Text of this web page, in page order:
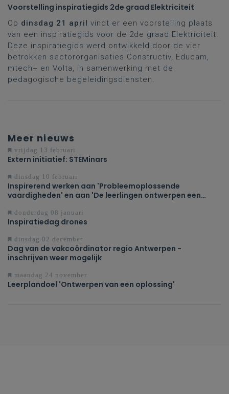
Voorstelling inspiratiegids 2de graad Elektriciteit
Op dinsdag 21 april vindt er een voorstelling plaats
van een inspiratiegids voor de 2de graad Elektriciteit.
Deze inspiratiegids werd ontwikkeld door de vier
betrokken sectororganisaties Constructiv, Educam,
mtech+ en Volta, in samenwerking met de
pedagogische begeleidingsdiensten.
Meer nieuws
vrijdag 13 februari
Extern initiatief: STEMinars
dinsdag 10 februari
Inspirerend werken aan 'Probleemoplossende
vaardigheden' en aan 'De leerlingen ontwerpen een
donderdag 08 januari
Inspiratiedag drones
dinsdag 02 december
Dag van de vakcoördinator regio Antwerpen -
inschrijven weer mogelijk
maandag 24 november
Leerplandoel 'Ontwerpen van een oplossing'